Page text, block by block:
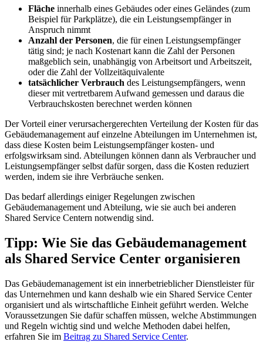
Fläche innerhalb eines Gebäudes oder eines Geländes (zum
Beispiel für Parkplätze), die ein Leistungsempfänger in
Anspruch nimmt
Anzahl der Personen, die für einen Leistungsempfänger
tätig sind; je nach Kostenart kann die Zahl der Personen
maßgeblich sein, unabhängig von Arbeitsort und Arbeitszeit,
oder die Zahl der Vollzeitäquivalente
tatsächlicher Verbrauch des Leistungsempfängers, wenn
dieser mit vertretbarem Aufwand gemessen und daraus die
Verbrauchskosten berechnet werden können
Der Vorteil einer verursachergerechten Verteilung der Kosten für das
Gebäudemanagement auf einzelne Abteilungen im Unternehmen ist,
dass diese Kosten beim Leistungsempfänger kosten- und
erfolgswirksam sind. Abteilungen können dann als Verbraucher und
Leistungsempfänger selbst dafür sorgen, dass die Kosten reduziert
werden, indem sie ihre Verbräuche senken.
Das bedarf allerdings einiger Regelungen zwischen
Gebäudemanagement und Abteilung, wie sie auch bei anderen
Shared Service Centern notwendig sind.
Tipp: Wie Sie das Gebäudemanagement
als Shared Service Center organisieren
Das Gebäudemanagement ist ein innerbetrieblicher Dienstleister für
das Unternehmen und kann deshalb wie ein Shared Service Center
organisiert und als wirtschaftliche Einheit geführt werden. Welche
Voraussetzungen Sie dafür schaffen müssen, welche Abstimmungen
und Regeln wichtig sind und welche Methoden dabei helfen,
erfahren Sie im Beitrag zu Shared Service Center.